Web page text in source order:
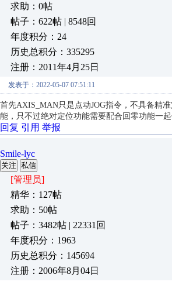
求助：0帖
帖子：622帖 | 8548回
年度积分：24
历史总积分：335295
注册：2011年4月25日
发表于：2022-05-07 07:51:11
首先AXIS_MAN只是点动JOG指令，不具备精准
能，只不过绝对定位功能需要配合回零功能一
回复 引用 举报
Smile-lyc
关注 私信
[管理员]
精华：127帖
求助：50帖
帖子：3482帖 | 22331回
年度积分：1963
历史总积分：145694
注册：2006年8月04日